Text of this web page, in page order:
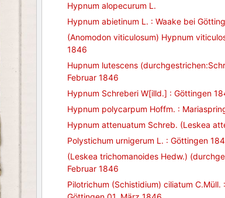
Hypnum alopecurum L.
Hypnum abietinum L. : Waake bei
(Anomodon viticulosum) Hypnum
1846
Hupnum lutescens
Februar 1846
Hypnum Schreberi W[illd.] : Göttingen
Hypnum polycarpum Hoffm. :
Hypnum attenuatum Schreb. (Leskea
Polystichum urnigerum L. : Göttingen
(Leskea trichomanoides Hedw.)
Februar 1846
Pilotrichum (Schistidium) ciliatum C.Müll.